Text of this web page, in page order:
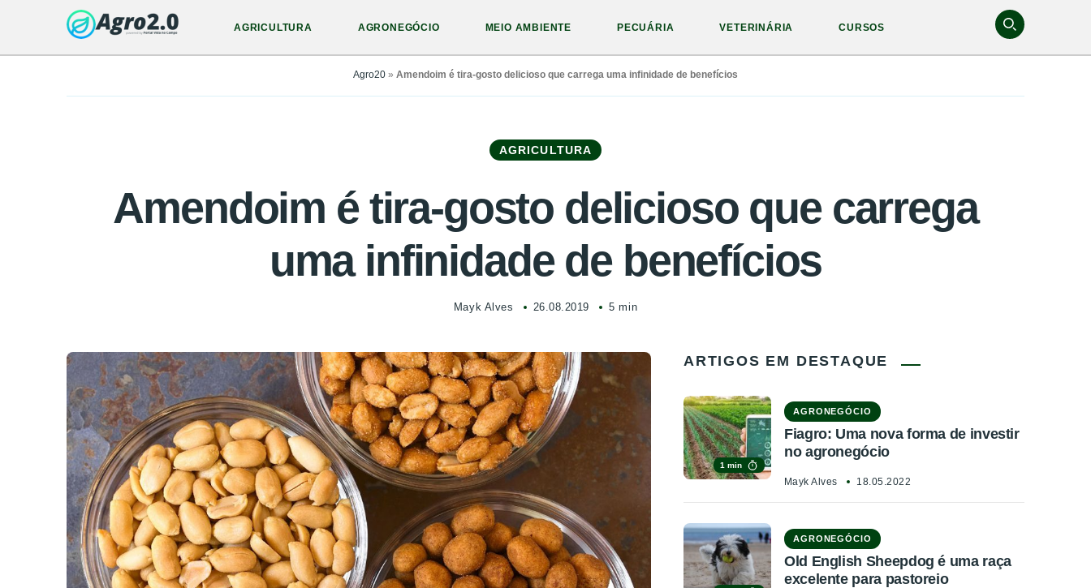
AGRICULTURA AGRONEGÓCIO MEIO AMBIENTE PECUÁRIA VETERINÁRIA CURSOS
Agro20 » Amendoim é tira-gosto delicioso que carrega uma infinidade de benefícios
AGRICULTURA
Amendoim é tira-gosto delicioso que carrega
uma infinidade de benefícios
Mayk Alves 26.08.2019 5 min
ARTIGOS EM DESTAQUE
1 min
AGRONEGÓCIO
Fiagro: Uma nova forma de investir
no agronegócio
Mayk Alves 18.05.2022
AGRONEGÓCIO
Old English Sheepdog é uma raça
excelente para pastoreio